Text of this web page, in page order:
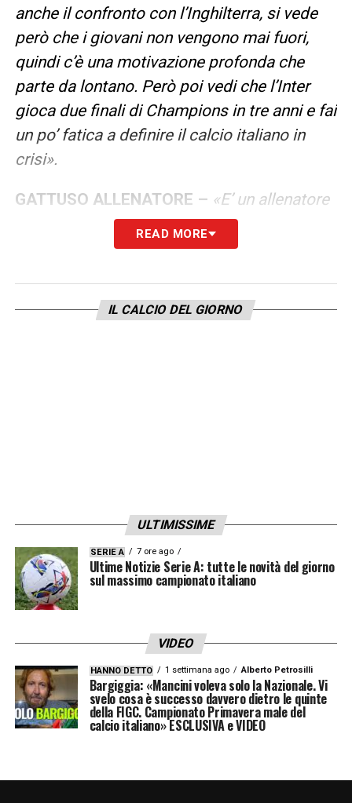
anche il confronto con l’Inghilterra, si vede
però che i giovani non vengono mai fuori,
quindi c’è una motivazione profonda che
parte da lontano. Però poi vedi che l’Inter
gioca due finali di Champions in tre anni e fai
un po’ fatica a definire il calcio italiano in
crisi».
GATTUSO ALLENATORE – «E’ un allenatore
importante, di carattere, che può tirare fuori
tante cose dai ragazzi, credo sia capace di
risultato a contare. Secondo me si può
ancora andare al Mondiale: le cose per
READ MORE
IL CALCIO DEL GIORNO
ULTIMISSIME
SERIE A 7 ore ago
Ultime Notizie Serie A: tutte le novità del giorno
sul massimo campionato italiano
VIDEO
HANNO DETTO 1 settimana ago Alberto Petrosilli
Bargiggia: «Mancini voleva solo la Nazionale. Vi
svelo cosa è successo davvero dietro le quinte
della FIGC. Campionato Primavera male del
calcio italiano» ESCLUSIVA e VIDEO